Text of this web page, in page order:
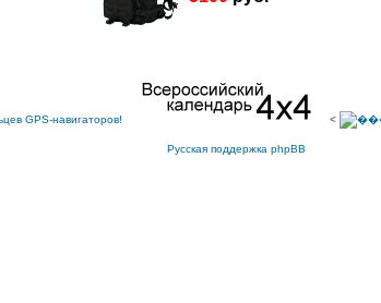
<
Русская поддержка phpBB